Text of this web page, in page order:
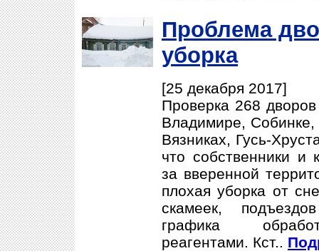
Проблема
уборка
[25 декабря 2017]
Проверка 268
Владимире,
Вязниках, Гусь-
что собственники и
за вверенной
плохая уборка от
скамеек,
графика
реагентами. Кст..